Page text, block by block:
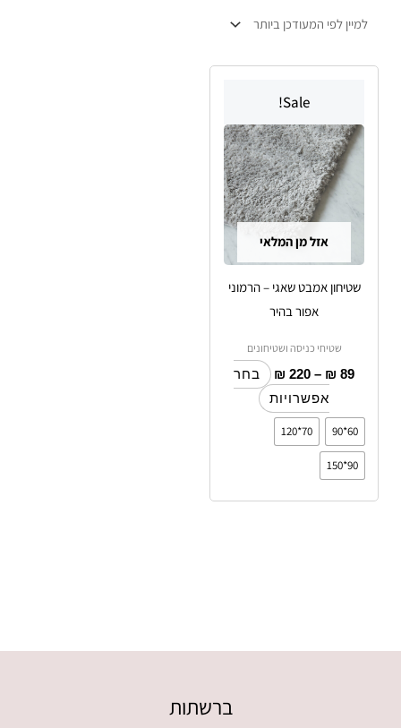
Sale!
אזל מן המלאי
שטיחון אמבט שאגי – הרמוני
אפור בהיר
שטיחי כניסה ושטיחונים
₪ 89
–
₪ 220
עד
⁦₪ 220⁩
בחר
אפשרויות
יש
מספר
סוגים.
ניתן
לבחור
האפשרויות
בעמוד
60*90
70*120
90*150
ברשתות